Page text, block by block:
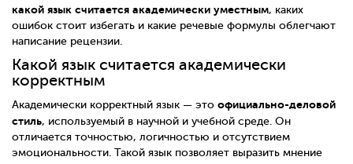
какой язык считается академически уместным, каких
ошибок стоит избегать и какие речевые формулы облегчают
написание рецензии.
Какой язык считается академически
корректным
Академически корректный язык — это официально-деловой
стиль, используемый в научной и учебной среде. Он
отличается точностью, логичностью и отсутствием
эмоциональности. Такой язык позволяет выразить мнение